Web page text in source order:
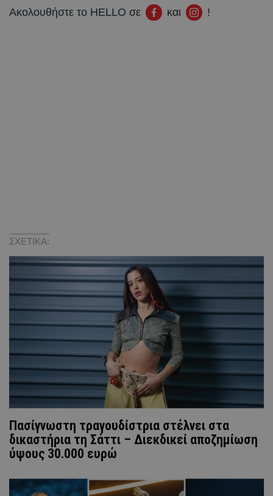
Ακολουθήστε το HELLO σε και !
ΣΧΕΤΙΚΑ:
Πασίγνωστη τραγουδίστρια στέλνει στα
δικαστήρια τη Σάττι – Διεκδικεί αποζημίωση
ύψους 30.000 ευρώ